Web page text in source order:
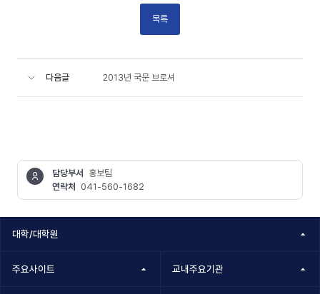
목록
다음글 2013년 국문 브로셔
담당부서
홍보팀
연락처
041-560-1682
대학/대학원
주요사이트 교내주요기관